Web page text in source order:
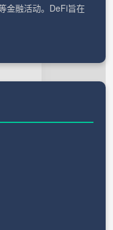
金融活动。DeFi旨在